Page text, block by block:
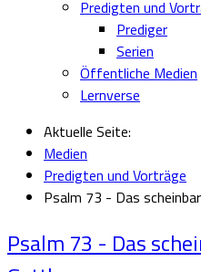
Predigten und
Prediger
Serien
Öffentliche Medien
Lernverse
Aktuelle Seite:
Medien
Predigten und Vorträge
Psalm 73 - Das
Psalm 73 - Das